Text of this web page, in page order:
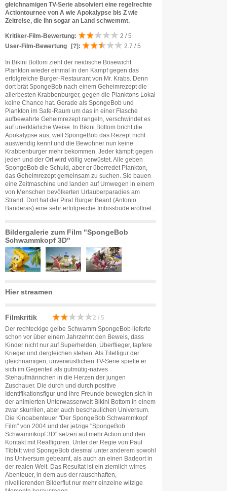
gleichnamigen TV-Serie absolviert eine regelrechte
Actiontournee von A wie Apokalypse bis Z wie
Zeitreise, die ihn sogar an Land schwemmt.
Kritiker-Film-Bewertung:
2 / 5
User-Film-Bewertung
[?] : 2.7 / 5
In Bikini Bottom zieht der neidische Bösewicht
Plankton wieder einmal in den Kampf gegen das
erfolgreiche Burger-Restaurant von Mr. Krabs. Denn
dort brät SpongeBob nach einem Geheimrezept die
allerbesten Krabbenburger, gegen die Planktons Lokal
keine Chance hat. Gerade als SpongeBob und
Plankton im Safe-Raum um das in einer Flasche
aufbewahrte Geheimrezept rangeln, verschwindet es
auf unerklärliche Weise. In Bikini Bottom bricht die
Apokalypse aus, weil SpongeBob das Rezept nicht
auswendig kennt und die Bewohner nun keine
Krabbenburger mehr bekommen. Jeder kämpft gegen
jeden und der Ort wird völlig verwüstet. Alle geben
SpongeBob die Schuld, aber er überredet Plankton,
das Geheimrezept gemeinsam zu suchen. Sie bauen
eine Zeitmaschine und landen auf Umwegen in einem
von Menschen bevölkerten Urlauberparadies am
Strand. Dort hat der Pirat Burger Beard (Antonio
Banderas) eine sehr erfolgreiche Imbissbude eröffnet...
Bildergalerie zum Film "SpongeBob
Schwammkopf 3D"
Hier streamen
Filmkritik 2 / 5
Der rechteckige gelbe Schwamm SpongeBob lieferte
schon vor über einem Jahrzehnt den Beweis, dass
Kinder nicht nur auf Superhelden, Überflieger, tapfere
Krieger und dergleichen stehen. Als Titelfigur der
gleichnamigen, unverwüstlichen TV-Serie spielte er
sich im Gegenteil als gutmütig-naives
Stehaufmännchen in die Herzen der jungen
Zuschauer. Die durch und durch positive
Identifikationsfigur und ihre Freunde bewegten sich in
der animierten Unterwasserwelt Bikini Bottom in einem
zwar skurrilen, aber auch beschaulichen Universum.
Die Kinoabenteuer "Der SpongeBob Schwammkopf
Film" von 2004 und der jetzige "SpongeBob
Schwammkopf 3D" setzen auf mehr Action und den
Kontakt mit Realfiguren. Unter der Regie von Paul
Tibbitt wird SpongeBob diesmal unter anderem sowohl
ins Universum gebeamt, als auch an einen Badeort in
der realen Welt. Das Resultat ist ein ziemlich wirres
Abenteuer, in dem aus der rauschhaften,
nivellierenden Bilderflut nur mehr einzelne witzige